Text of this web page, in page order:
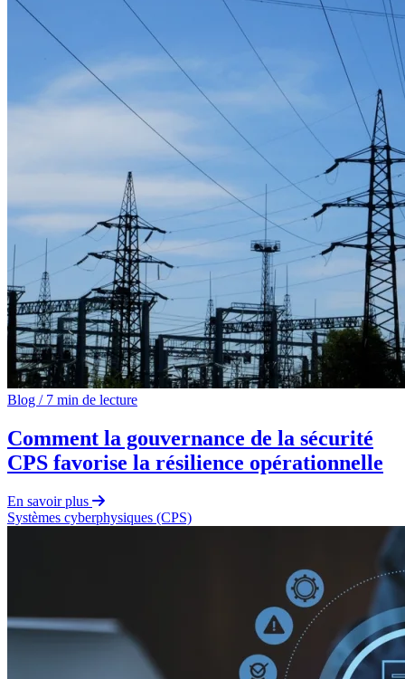
Blog /7 min de lecture
Comment la gouvernance de la sécurité
CPS favorise la résilience opérationnelle
En savoir plus
Systèmes cyberphysiques (CPS)